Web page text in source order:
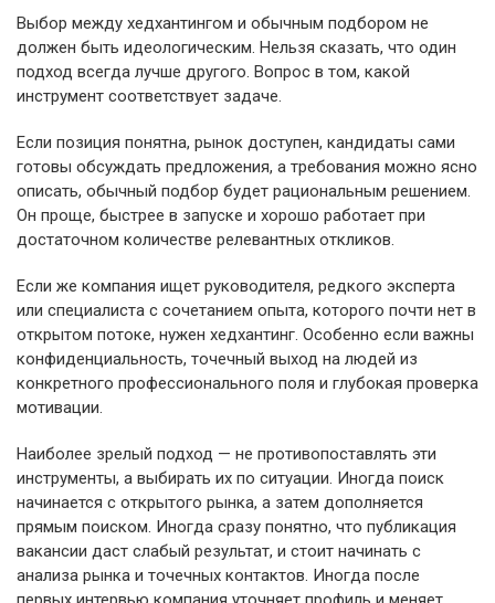
Выбор между хедхантингом и обычным подбором не
должен быть идеологическим. Нельзя сказать, что один
подход всегда лучше другого. Вопрос в том, какой
инструмент соответствует задаче.
Если позиция понятна, рынок доступен, кандидаты сами
готовы обсуждать предложения, а требования можно ясно
описать, обычный подбор будет рациональным решением.
Он проще, быстрее в запуске и хорошо работает при
достаточном количестве релевантных откликов.
Если же компания ищет руководителя, редкого эксперта
или специалиста с сочетанием опыта, которого почти нет в
открытом потоке, нужен хедхантинг. Особенно если важны
конфиденциальность, точечный выход на людей из
конкретного профессионального поля и глубокая проверка
мотивации.
Наиболее зрелый подход — не противопоставлять эти
инструменты, а выбирать их по ситуации. Иногда поиск
начинается с открытого рынка, а затем дополняется
прямым поиском. Иногда сразу понятно, что публикация
вакансии даст слабый результат, и стоит начинать с
анализа рынка и точечных контактов. Иногда после